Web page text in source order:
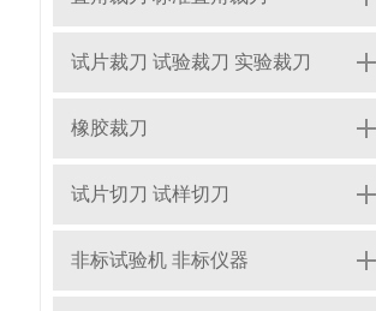
试片裁刀 试验裁刀 实验裁刀
橡胶裁刀
试片切刀 试样切刀
非标试验机 非标仪器